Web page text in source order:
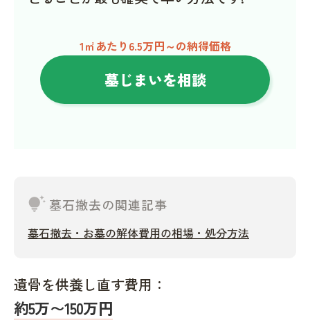
1㎡あたり6.5万円～の納得価格
墓じまいを相談
tips_and_updates墓石撤去の関連記事
墓石撤去・お墓の解体費用の相場・処分方法
遺骨を供養し直す費用：
約5万〜150万円